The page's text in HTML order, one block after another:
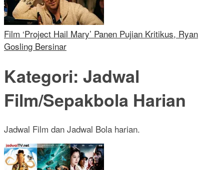
Film ‘Project Hail Mary’ Panen Pujian Kritikus, Ryan
Gosling Bersinar
Kategori: Jadwal
Film/Sepakbola Harian
Jadwal Film dan Jadwal Bola harian.